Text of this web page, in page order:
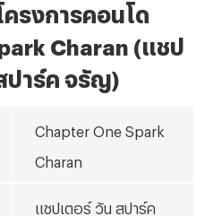
ครงการคอนโด
Charan (แชป
ปาร์ค จรัญ)
Chapter One Spark
Charan
แชปเตอร์ วัน สปาร์ค